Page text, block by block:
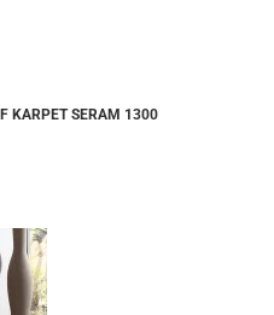
KARPET SERAM 1300